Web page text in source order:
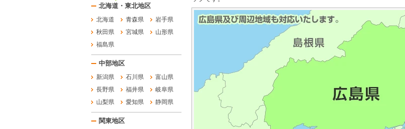
北海道・東北地区
北海道 青森県
岩手県
秋田県
宮城県
山形県
福島県
中部地区
新潟県 石川県
富山県
長野県
福井県
岐阜県
山梨県
愛知県 静岡県
関東地区